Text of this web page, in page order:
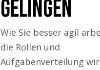
Gelingen
Wie Sie besser agil
die Rollen und
Aufgabenverteilung